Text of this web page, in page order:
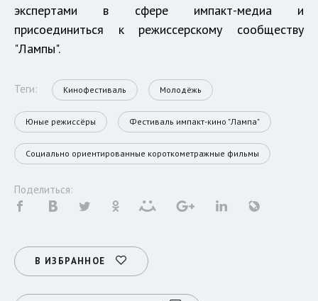
экспертами в сфере импакт-медиа и
присоединиться к режиссерскому сообществу
"Лампы".
Теги: Кинофестиваль Молодёжь
Юные режиссёры Фестиваль импакт-кино "Лампа"
Социально ориентированные короткометражные фильмы
Поделиться:
В ИЗБРАННОЕ